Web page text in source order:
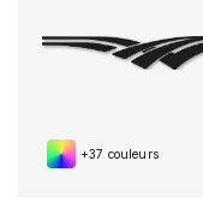
+37 couleurs